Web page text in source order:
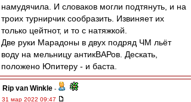
намудячила. И словаков могли подтянуть, и на
троих турнирчик сообразить. Извиняет их
только цейтнот, и то с натяжкой.
Две руки Марадоны в двух подряд ЧМ льёт
воду на мельницу антикВАРов. Дескать,
положено Юпитеру - и баста.
Rip van Winkle -
31 мар 2022 09:47